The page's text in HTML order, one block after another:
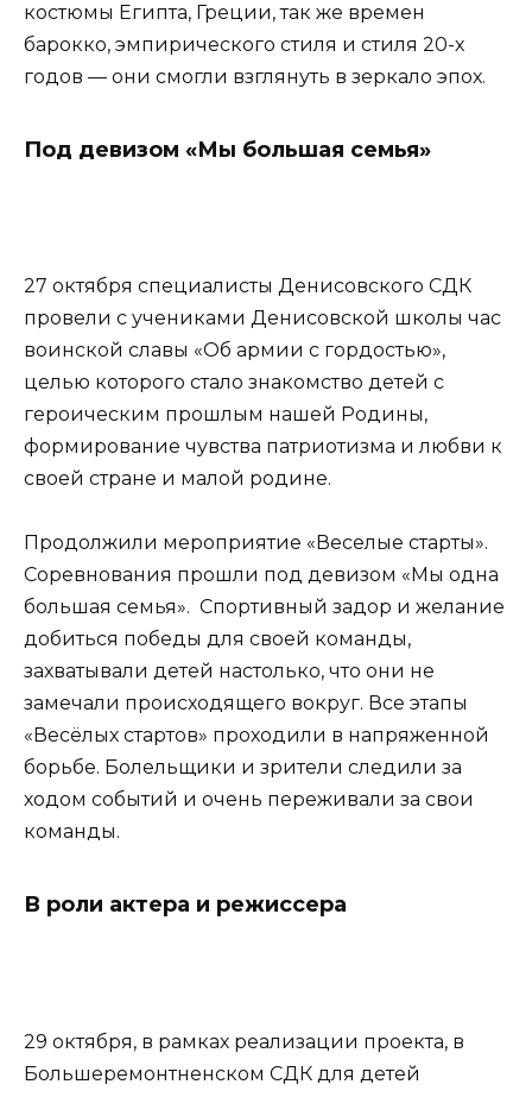
костюмы Египта, Греции, так же времен
барокко, эмпирического стиля и стиля 20-х
годов — они смогли взглянуть в зеркало эпох.
Под девизом «Мы большая семья»
27 октября специалисты Денисовского СДК
провели с учениками Денисовской школы час
воинской славы «Об армии с гордостью»,
целью которого стало знакомство детей с
героическим прошлым нашей Родины,
формирование чувства патриотизма и любви к
своей стране и малой родине.
Продолжили мероприятие «Веселые старты».
Соревнования прошли под девизом «Мы одна
большая семья». Спортивный задор и желание
добиться победы для своей команды,
захватывали детей настолько, что они не
замечали происходящего вокруг. Все этапы
«Весёлых стартов» проходили в напряженной
борьбе. Болельщики и зрители следили за
ходом событий и очень переживали за свои
команды.
В роли актера и режиссера
29 октября, в рамках реализации проекта, в
Большеремонтненском СДК для детей